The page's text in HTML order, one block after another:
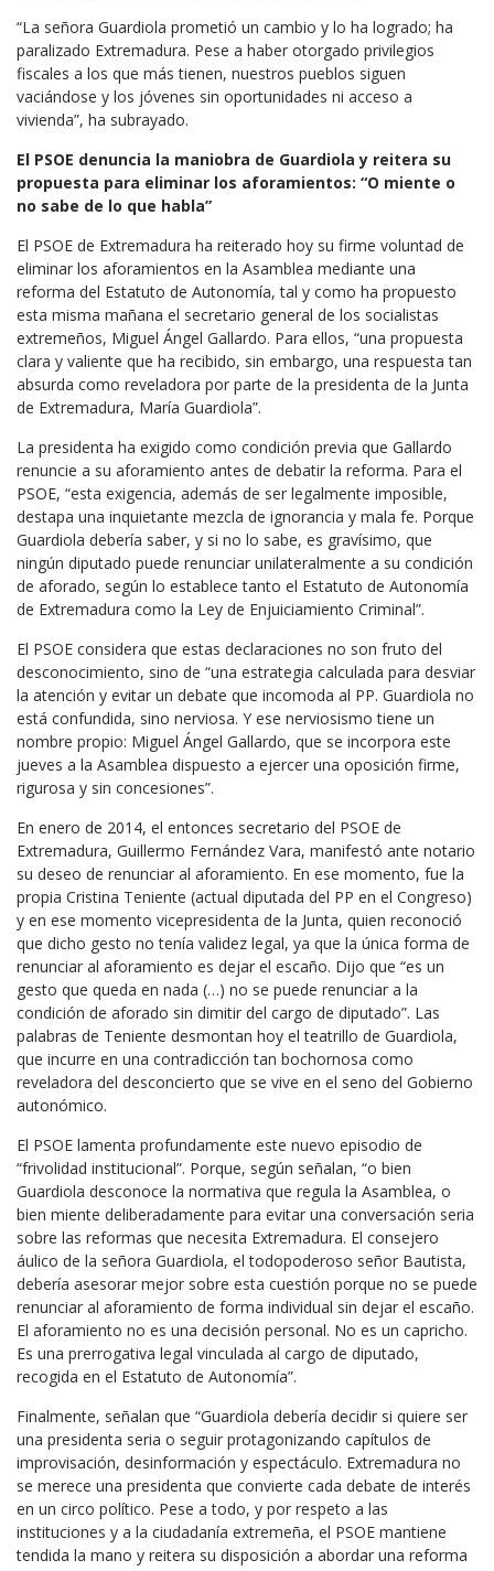
“La señora Guardiola prometió un cambio y lo ha logrado; ha
paralizado Extremadura. Pese a haber otorgado privilegios
fiscales a los que más tienen, nuestros pueblos siguen
vaciándose y los jóvenes sin oportunidades ni acceso a
vivienda”, ha subrayado.
El PSOE denuncia la maniobra de Guardiola y reitera su
propuesta para eliminar los aforamientos: “O miente o
no sabe de lo que habla”
El PSOE de Extremadura ha reiterado hoy su firme voluntad de
eliminar los aforamientos en la Asamblea mediante una
reforma del Estatuto de Autonomía, tal y como ha propuesto
esta misma mañana el secretario general de los socialistas
extremeños, Miguel Ángel Gallardo. Para ellos, “una propuesta
clara y valiente que ha recibido, sin embargo, una respuesta tan
absurda como reveladora por parte de la presidenta de la Junta
de Extremadura, María Guardiola”.
La presidenta ha exigido como condición previa que Gallardo
renuncie a su aforamiento antes de debatir la reforma. Para el
PSOE, “esta exigencia, además de ser legalmente imposible,
destapa una inquietante mezcla de ignorancia y mala fe. Porque
Guardiola debería saber, y si no lo sabe, es gravísimo, que
ningún diputado puede renunciar unilateralmente a su condición
de aforado, según lo establece tanto el Estatuto de Autonomía
de Extremadura como la Ley de Enjuiciamiento Criminal”.
El PSOE considera que estas declaraciones no son fruto del
desconocimiento, sino de “una estrategia calculada para desviar
la atención y evitar un debate que incomoda al PP. Guardiola no
está confundida, sino nerviosa. Y ese nerviosismo tiene un
nombre propio: Miguel Ángel Gallardo, que se incorpora este
jueves a la Asamblea dispuesto a ejercer una oposición firme,
rigurosa y sin concesiones”.
En enero de 2014, el entonces secretario del PSOE de
Extremadura, Guillermo Fernández Vara, manifestó ante notario
su deseo de renunciar al aforamiento. En ese momento, fue la
propia Cristina Teniente (actual diputada del PP en el Congreso)
y en ese momento vicepresidenta de la Junta, quien reconoció
que dicho gesto no tenía validez legal, ya que la única forma de
renunciar al aforamiento es dejar el escaño. Dijo que “es un
gesto que queda en nada (…) no se puede renunciar a la
condición de aforado sin dimitir del cargo de diputado”. Las
palabras de Teniente desmontan hoy el teatrillo de Guardiola,
que incurre en una contradicción tan bochornosa como
reveladora del desconcierto que se vive en el seno del Gobierno
autonómico.
El PSOE lamenta profundamente este nuevo episodio de
“frivolidad institucional”. Porque, según señalan, “o bien
Guardiola desconoce la normativa que regula la Asamblea, o
bien miente deliberadamente para evitar una conversación seria
sobre las reformas que necesita Extremadura. El consejero
áulico de la señora Guardiola, el todopoderoso señor Bautista,
debería asesorar mejor sobre esta cuestión porque no se puede
renunciar al aforamiento de forma individual sin dejar el escaño.
El aforamiento no es una decisión personal. No es un capricho.
Es una prerrogativa legal vinculada al cargo de diputado,
recogida en el Estatuto de Autonomía”.
Finalmente, señalan que “Guardiola debería decidir si quiere ser
una presidenta seria o seguir protagonizando capítulos de
improvisación, desinformación y espectáculo. Extremadura no
se merece una presidenta que convierte cada debate de interés
en un circo político. Pese a todo, y por respeto a las
instituciones y a la ciudadanía extremeña, el PSOE mantiene
tendida la mano y reitera su disposición a abordar una reforma